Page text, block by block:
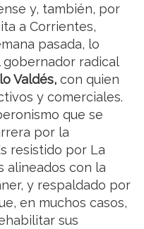
y, también, por
a Corrientes,
pasada, lo
radical
Valdés, con quien
y comerciales.
que se
por la
resistido por La
alineados con la
y respaldado por
en muchos casos,
sus